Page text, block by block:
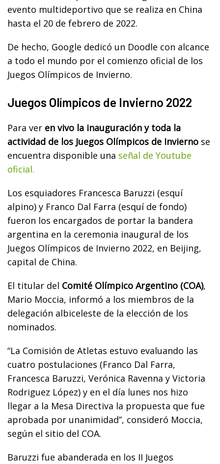
evento multideportivo que se realiza en China
hasta el 20 de febrero de 2022.
De hecho, Google dedicó un Doodle con alcance
a todo el mundo por el comienzo oficial de los
Juegos Olímpicos de Invierno.
Juegos Olímpicos de Invierno 2022
Para ver en vivo la inauguración y toda la
actividad de los Juegos Olímpicos de Invierno se
encuentra disponible una señal de Youtube
oficial.
Los esquiadores Francesca Baruzzi (esquí
alpino) y Franco Dal Farra (esquí de fondo)
fueron los encargados de portar la bandera
argentina en la ceremonia inaugural de los
Juegos Olímpicos de Invierno 2022, en Beijing,
capital de China.
El titular del Comité Olímpico Argentino (COA),
Mario Moccia, informó a los miembros de la
delegación albiceleste de la elección de los
nominados.
“La Comisión de Atletas estuvo evaluando las
cuatro postulaciones (Franco Dal Farra,
Francesca Baruzzi, Verónica Ravenna y Victoria
Rodriguez López) y en el día lunes nos hizo
llegar a la Mesa Directiva la propuesta que fue
aprobada por unanimidad”, consideró Moccia,
según el sitio del COA.
Baruzzi fue abanderada en los II Juegos